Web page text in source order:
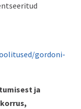
gordoni-
ja